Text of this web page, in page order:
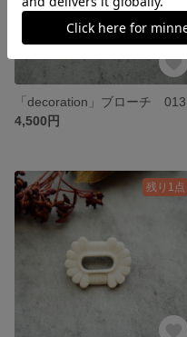
「decoration」ブローチ 013
4,500円
残り1点